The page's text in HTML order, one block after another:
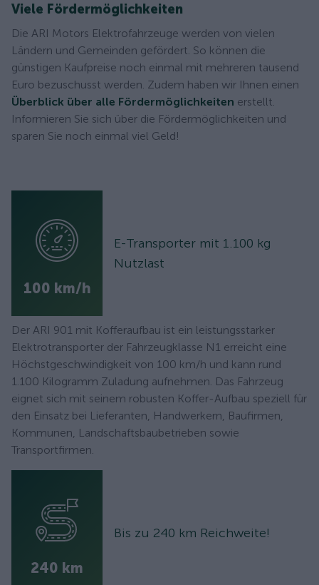
Viele Fördermöglichkeiten
Die ARI Motors Elektrofahrzeuge werden von vielen
Ländern und Gemeinden gefördert. So können die
günstigen Kaufpreise noch einmal mit mehreren tausend
Euro bezuschusst werden. Zudem haben wir Ihnen einen
Überblick über alle Fördermöglichkeiten erstellt.
Informieren Sie sich über die Fördermöglichkeiten und
sparen Sie noch einmal viel Geld!
100 km/h
E-Transporter mit 1.100 kg
Nutzlast
Der ARI 901 mit Kofferaufbau ist ein leistungsstarker
Elektrotransporter der Fahrzeugklasse N1 erreicht eine
Höchstgeschwindigkeit von 100 km/h und kann rund
1.100 Kilogramm Zuladung aufnehmen. Das Fahrzeug
eignet sich mit seinem robusten Koffer-Aufbau speziell für
den Einsatz bei Lieferanten, Handwerkern, Baufirmen,
Kommunen, Landschaftsbaubetrieben sowie
Transportfirmen.
240 km
Bis zu 240 km Reichweite!